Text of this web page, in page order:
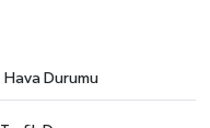
Hava Durumu